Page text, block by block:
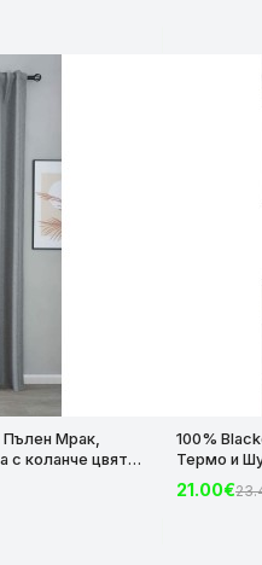
Пълен Мрак,
с коланче цвят
Релса и Корниз
100%
Термо и
Таупе,
код-
21.00€